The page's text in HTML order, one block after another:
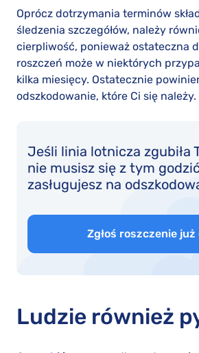
Oprócz dotrzymania terminów
śledzenia szczegółów, należy
cierpliwość, ponieważ ostateczna
roszczeń może w niektórych
kilka miesięcy. Ostatecznie
odszkodowanie, które Ci się należy.
Jeśli linia lotnicza zgubiła
nie musisz się z tym
zasługujesz na
Zgłoś roszczenie już
Ludzie również